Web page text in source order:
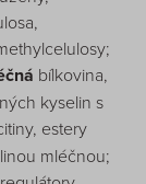
bílkovina,
kyselin s
estery
mléčnou;